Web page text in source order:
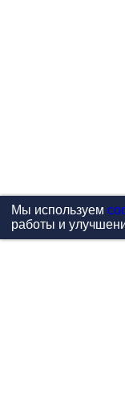
Мы используем
работы и